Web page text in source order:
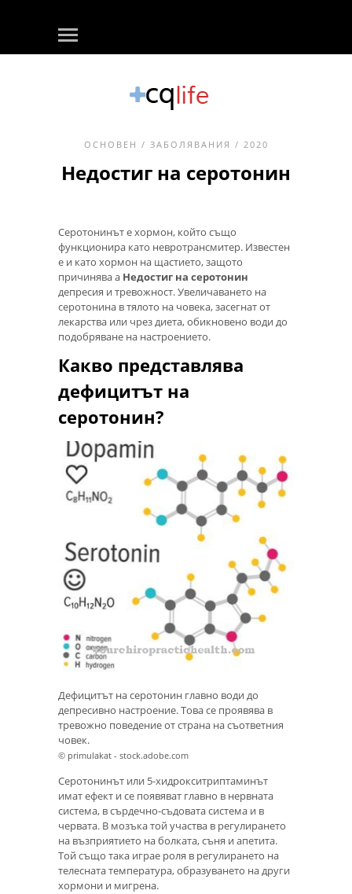
ОСНОВЕН / ЗАБОЛЯВАНИЯ / 2020
Недостиг на серотонин
Серотонинът е хормон, който също
функционира като невротрансмитер. Известен
е и като хормон на щастието, защото
причинява a Недостиг на серотонин
депресия и тревожност. Увеличаването на
серотонина в тялото на човека, засегнат от
лекарства или чрез диета, обикновено води до
подобряване на настроението.
Какво представлява
дефицитът на
серотонин?
Дефицитът на серотонин главно води до
депресивно настроение. Това се проявява в
тревожно поведение от страна на съответния
човек.
© primulakat - stock.adobe.com
Серотонинът или 5-хидрокситриптаминът
имат ефект и се появяват главно в нервната
система, в сърдечно-съдовата система и в
червата. В мозъка той участва в регулирането
на възприятието на болката, съня и апетита.
Той също така играе роля в регулирането на
телесната температура, образуването на други
хормони и мигрена.